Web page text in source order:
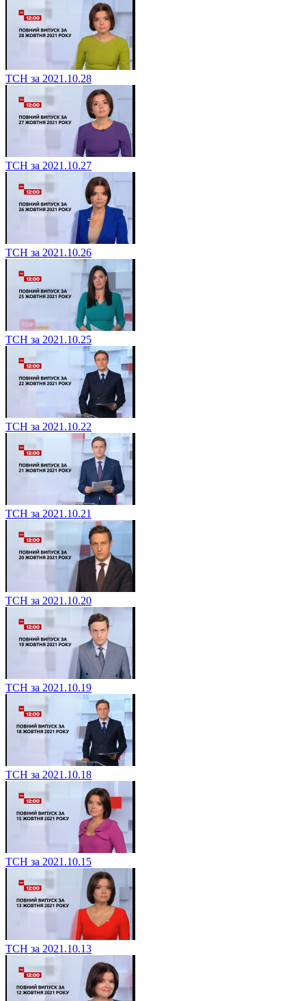
ТСН за 2021.10.28
ТСН за 2021.10.27
ТСН за 2021.10.26
ТСН за 2021.10.25
ТСН за 2021.10.22
ТСН за 2021.10.21
ТСН за 2021.10.20
ТСН за 2021.10.19
ТСН за 2021.10.18
ТСН за 2021.10.15
ТСН за 2021.10.13